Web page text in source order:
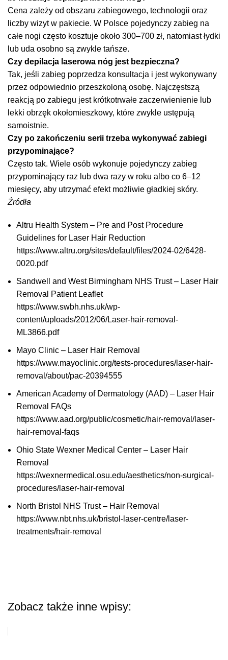
Cena zależy od obszaru zabiegowego, technologii oraz
liczby wizyt w pakiecie. W Polsce pojedynczy zabieg na
całe nogi często kosztuje około 300–700 zł, natomiast łydki
lub uda osobno są zwykle tańsze.
Czy depilacja laserowa nóg jest bezpieczna?
Tak, jeśli zabieg poprzedza konsultacja i jest wykonywany
przez odpowiednio przeszkoloną osobę. Najczęstszą
reakcją po zabiegu jest krótkotrwałe zaczerwienienie lub
lekki obrzęk okołomieszkowy, które zwykle ustępują
samoistnie.
Czy po zakończeniu serii trzeba wykonywać zabiegi
przypominające?
Często tak. Wiele osób wykonuje pojedynczy zabieg
przypominający raz lub dwa razy w roku albo co 6–12
miesięcy, aby utrzymać efekt możliwie gładkiej skóry.
Źródła
Altru Health System – Pre and Post Procedure
Guidelines for Laser Hair Reduction
https://www.altru.org/sites/default/files/2024-02/6428-
0020.pdf
Sandwell and West Birmingham NHS Trust – Laser Hair
Removal Patient Leaflet
https://www.swbh.nhs.uk/wp-
content/uploads/2012/06/Laser-hair-removal-
ML3866.pdf
Mayo Clinic – Laser Hair Removal
https://www.mayoclinic.org/tests-procedures/laser-hair-
removal/about/pac-20394555
American Academy of Dermatology (AAD) – Laser Hair
Removal FAQs
https://www.aad.org/public/cosmetic/hair-removal/laser-
hair-removal-faqs
Ohio State Wexner Medical Center – Laser Hair
Removal
https://wexnermedical.osu.edu/aesthetics/non-surgical-
procedures/laser-hair-removal
North Bristol NHS Trust – Hair Removal
https://www.nbt.nhs.uk/bristol-laser-centre/laser-
treatments/hair-removal
Zobacz także inne wpisy: